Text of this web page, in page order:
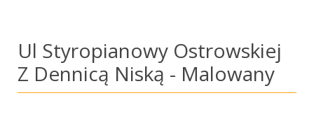
Ul Styropianowy Ostrowskiej
Z Dennicą Niską - Malowany